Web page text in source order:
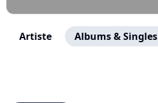
Artiste Albums & Singles